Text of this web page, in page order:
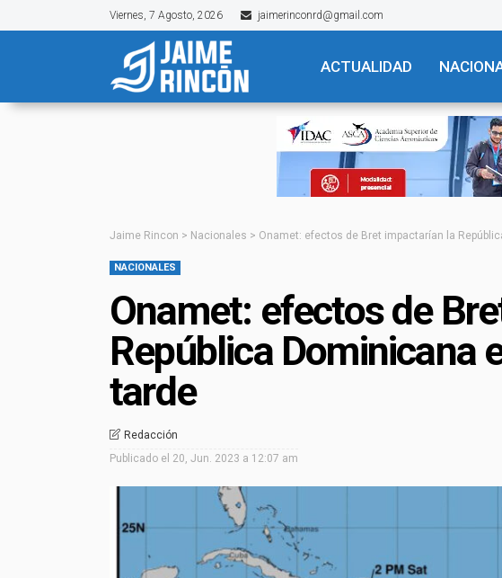
Viernes, 7 Agosto, 2026 jaimerinconrd@gmail.com
ACTUALIDAD
Jaime Rincon > Nacionales > Onamet: efectos de Bret impactarían la
NACIONALES
Onamet: efectos de
República Dominicana
tarde
Redacción
Publicado el 20, Jun. 2023 a 12:07 am